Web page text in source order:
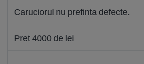
Caruciorul nu prefinta defecte.
Pret 4000 de lei